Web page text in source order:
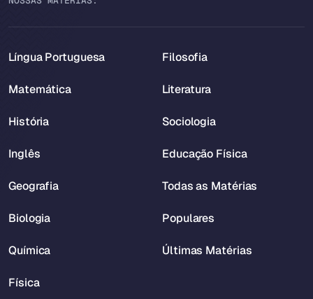
Língua Portuguesa
Matemática
História
Inglês
Geografia
Biologia
Química
Física
Filosofia
Literatura
Sociologia
Educação Física
Todas as Matérias
Populares
Últimas Matérias